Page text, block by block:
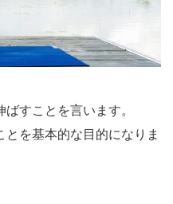
すことを言います。
とを基本的な目的になりま